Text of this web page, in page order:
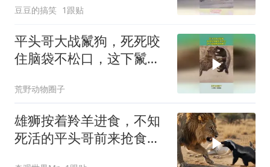
豆豆的搞笑 1跟贴
平头哥大战鬣狗，死死咬
住脑袋不松口，这下鬣狗
荒野动物圈子
雄狮按着羚羊进食，不知
死活的平头哥前来抢食，